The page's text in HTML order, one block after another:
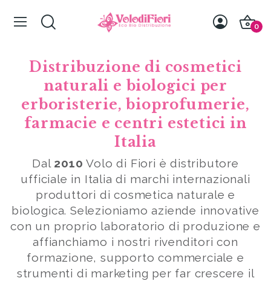
0
Distribuzione di cosmetici
naturali e biologici per
erboristerie, bioprofumerie,
farmacie e centri estetici in
Italia
Dal 2010 Volo di Fiori è distributore
ufficiale in Italia di marchi internazionali
produttori di cosmetica naturale e
biologica. Selezioniamo aziende innovative
con un proprio laboratorio di produzione e
affianchiamo i nostri rivenditori con
formazione, supporto commerciale e
strumenti di marketing per far crescere il